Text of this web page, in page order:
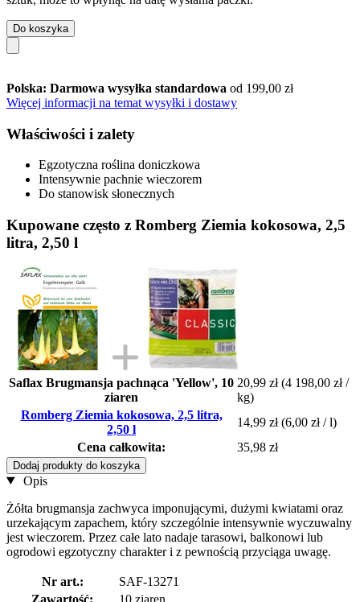
Do koszyka
Polska: Darmowa wysyłka standardowa od 199,00 zł
Więcej informacji na temat wysyłki i dostawy
Właściwości i zalety
Egzotyczna roślina doniczkowa
Intensywnie pachnie wieczorem
Do stanowisk słonecznych
Kupowane często z Romberg Ziemia kokosowa, 2,5
litra, 2,50 l
Saflax Brugmansja pachnąca 'Yellow', 10
ziaren
20,99 zł (4 198,00 zł /
kg)
Romberg Ziemia kokosowa, 2,5 litra,
2,50 l
14,99 zł (6,00 zł / l)
Cena całkowita:
35,98 zł
Dodaj produkty do koszyka
Opis
Żółta brugmansja zachwyca imponującymi, dużymi kwiatami oraz
urzekającym zapachem, który szczególnie intensywnie wyczuwalny
jest wieczorem. Przez całe lato nadaje tarasowi, balkonowi lub
ogrodowi egzotyczny charakter i z pewnością przyciąga uwagę.
Nr art.:
SAF-13271
Zawartość:
10 ziaren